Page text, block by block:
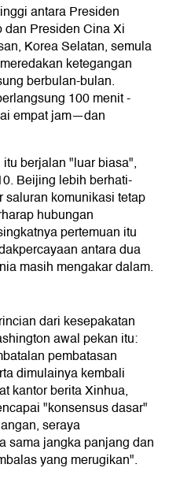
antara Presiden
Presiden Cina Xi
Korea Selatan, semula
ketegangan
berbulan-bulan.
100 menit -
empat jam—dan
berjalan "luar biasa",
Beijing lebih berhati-
saluran komunikasi tetap
hubungan
pertemuan itu
antara dua
masih mengakar dalam.
dari kesepakatan
awal pekan itu:
pembatasan
dimulainya kembali
kantor berita Xinhua,
"konsensus dasar"
seraya
sama jangka panjang dan
yang merugikan".